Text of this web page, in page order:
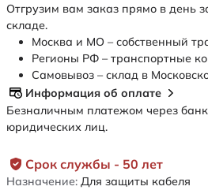
Срок службы - 50 лет
Назначение: Для защиты кабеля
Отгрузим вам заказ прямо в день
складе.
Москва и МО – собственный
Регионы РФ – транспортные
Самовывоз – склад в
Информация об оплате
Безналичным платежом через банк
юридических лиц.